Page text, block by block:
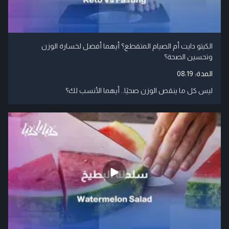
الكيتو دايت أم الصيام المتقطع؟ أيهما أفضل لخسارة الوزن
وتحسين الصحة؟
المدة: 08:19
ليس كل ما ينقص الوزن صحيًا.. أيهما الأنسب لك؟